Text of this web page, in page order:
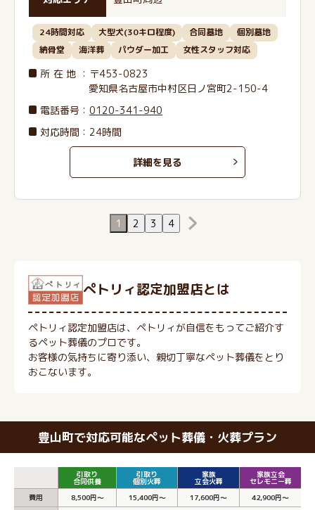
24時間対応 大型犬(30キロ程度) 合同墓地
個別墓地
納骨堂
海洋葬 パウダー加工 女性スタッフ対応
所在地 ：〒453-0823
愛知県名古屋市中村区日ノ宮町2-150-4
電話番号 ：0120-341-940
対応時間：24時間
詳細を見る
1 2 3 4
ぺトリィ認定加盟店とは
ペトリィ認定加盟店は、ペトリィが自信をもってご紹介す
るペット葬儀のプロです。
お客様の気持ちに寄り添い、親切丁寧なペット葬儀をとり
おこないます。
豊山町で対応可能なペット葬儀・火葬プラン
引取り
合同供養
引取り
個別火葬
家族
立会火葬
家族立会
セレモニー葬
費用
8,500円～ 15,400円～ 17,600円～
42,900円～